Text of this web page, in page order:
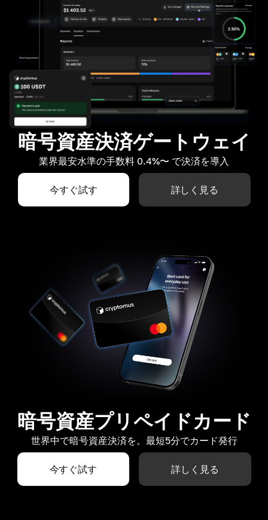
暗号資産決済ゲートウェイ
業界最安水準の手数料 0.4%〜 で決済を導入
今すぐ試す 詳しく見る
暗号資産プリペイドカード
世界中で暗号資産決済を。最短5分でカード発行
今すぐ試す 詳しく見る